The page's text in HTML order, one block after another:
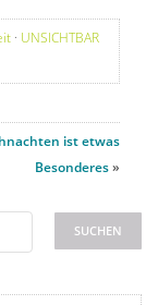
· UNSICHTBAR
ist etwas
Besonderes»